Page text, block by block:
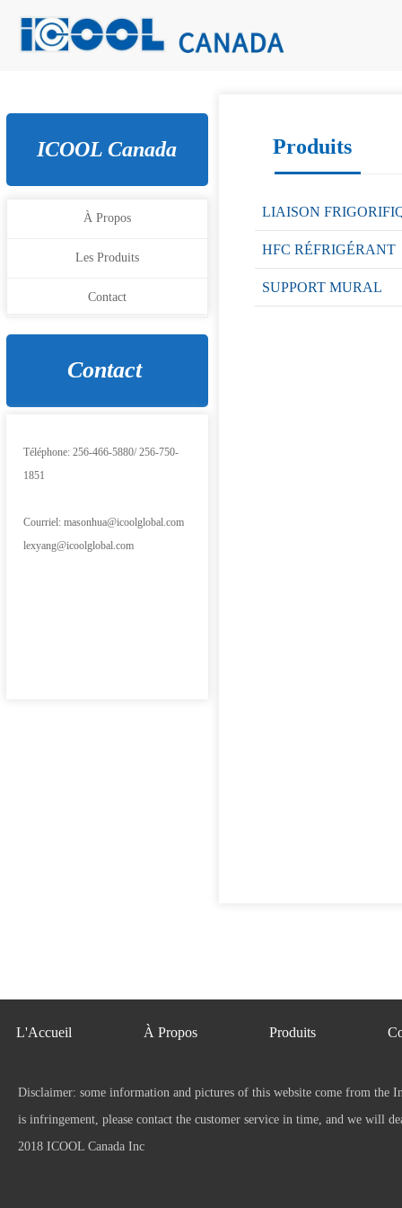
ICOOL Canada
À Propos
Les Produits
Contact
Contact
Téléphone: 256-466-5880/ 256-750-
1851
Courriel: masonhua@icoolglobal.com
lexyang@icoolglobal.com
Produits
LIAISON
HFC RÉFRIGÉRANT
SUPPORT MURAL
L'Accueil À Propos Produits
Disclaimer: some information and pictures of this website come from the
is infringement, please contact the customer service in time, and we will
2018 ICOOL Canada Inc